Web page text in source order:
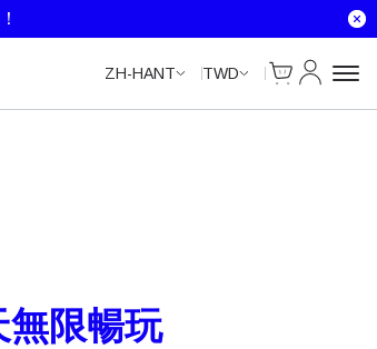
ZH-HANT TWD
Cart
我的帳戶
無限暢玩